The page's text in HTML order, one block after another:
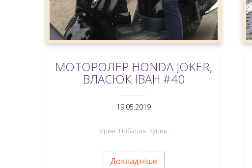
МОТОРОЛЕР HONDA JOKER,
ВЛАСЮК ІВАН #40
19.05.2019
Мріяв. Побачив. Купив.
Докладніше